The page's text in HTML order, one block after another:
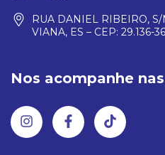
RUA DANIEL RIBEIRO, S/
VIANA, ES – CEP: 29.136-
Nos acompanhe